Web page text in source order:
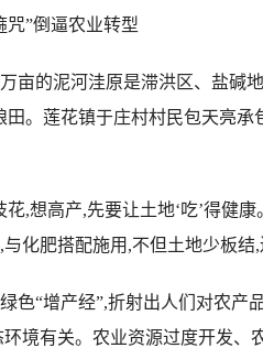
”倒逼农业转型
的泥河洼原是滞洪区、盐碱地
田。莲花镇于庄村村民包天亮承
想高产,先要让土地‘吃’得健康
化肥搭配施用,不但土地少板结,
“增产经”,折射出人们对农产
环境有关。农业资源过度开发